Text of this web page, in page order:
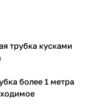
трубка кусками
более 1 метра